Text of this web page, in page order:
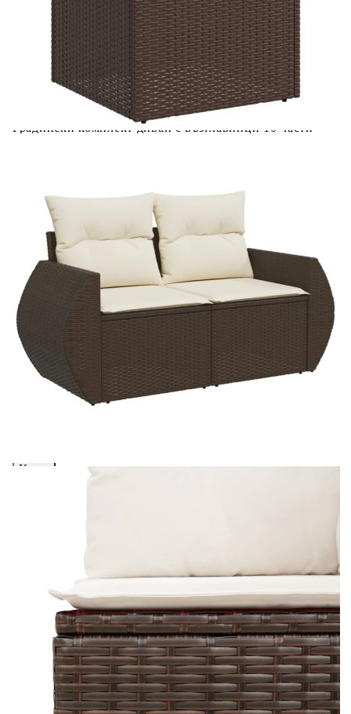
Материал на покритието:
Плат (100% полиестер)
Материал за пълнеж на възглавницата
за сядане:
Дунапрен
Материал за пълнеж на облегалката: Памучни влакна
Купи на изплащане
Градински комплект диван с възглавници 10 части
Предоставената таблица е с информационна цел.
Добавете продукта в количката си с бутона "Добави в
количката" и при поръчка ще можете да изберете броя
вноски на кредита.
Acest tabel are caracter informativ. Adăugați produsul în
coșul de cumpărături unde veți putea selecta detaliile
cererii de creditare.
Предоставената таблица е с информационна цел.
Добавете продукта в количката си с бутона "Добави в
количката" и при поръчка ще можете да изберете броя
вноски на кредита.
Предоставената таблица е с информационна цел.
Добавете продукта в количката си с бутона "Добави в
количката" и при поръчка ще можете да изберете броя
вноски на кредита.
Когато плащате с NewPay, всъщност NewPay плаща
поръчката Ви вместо Вас. Вие я получавате и
разполагате с три начина да я платите към тях:
Отложено до 30 дни от момента на изпращане на
поръчката без оскъпяване. За покупки на стойност до
400 лв. / €204,52